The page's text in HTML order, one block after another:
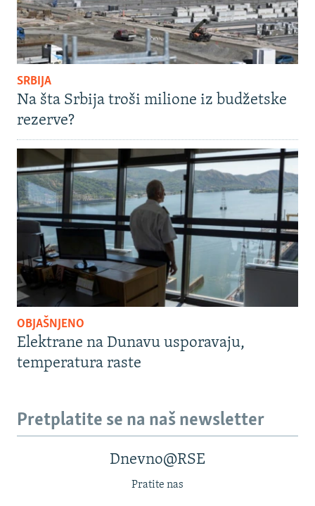
SRBIJA
Na šta Srbija troši milione iz budžetske
rezerve?
OBJAŠNJENO
Elektrane na Dunavu usporavaju,
temperatura raste
Pretplatite se na naš newsletter
Dnevno@RSE
Pratite nas